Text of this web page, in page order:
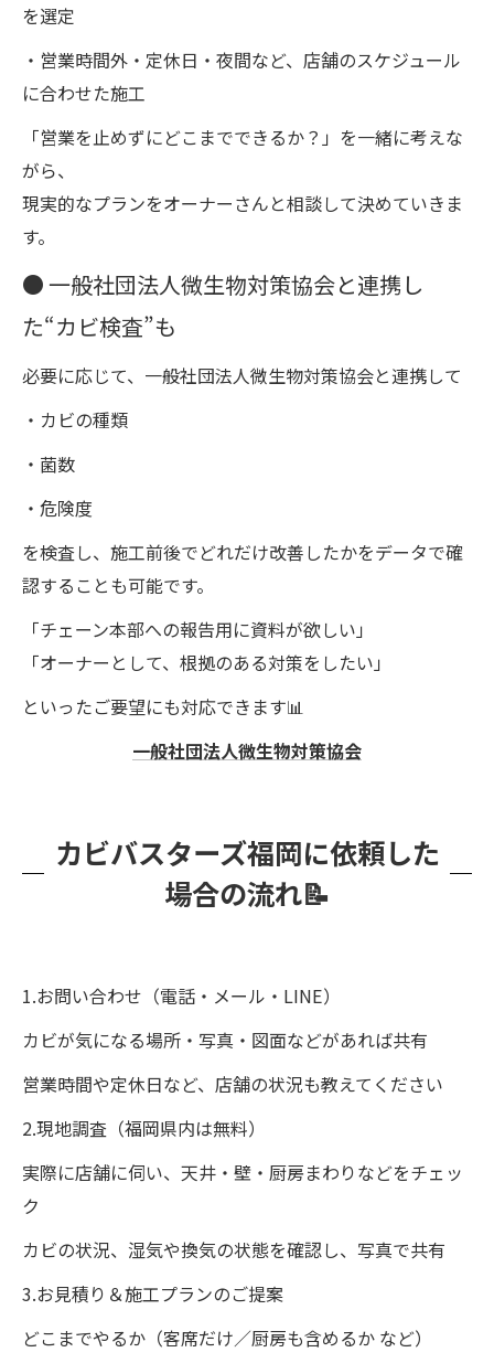
を選定
・営業時間外・定休日・夜間など、店舗のスケジュール
に合わせた施工
「営業を止めずにどこまでできるか？」を一緒に考えな
がら、
現実的なプランをオーナーさんと相談して決めていきま
す。
● 一般社団法人微生物対策協会と連携し
た“カビ検査”も
必要に応じて、一般社団法人微生物対策協会と連携して
・カビの種類
・菌数
・危険度
を検査し、施工前後でどれだけ改善したかをデータで確
認することも可能です。
「チェーン本部への報告用に資料が欲しい」
「オーナーとして、根拠のある対策をしたい」
といったご要望にも対応できます📊
一般社団法人微生物対策協会
カビバスターズ福岡に依頼した
場合の流れ📝
1.お問い合わせ（電話・メール・LINE）
カビが気になる場所・写真・図面などがあれば共有
営業時間や定休日など、店舗の状況も教えてください
2.現地調査（福岡県内は無料）
実際に店舗に伺い、天井・壁・厨房まわりなどをチェッ
ク
カビの状況、湿気や換気の状態を確認し、写真で共有
3.お見積り＆施工プランのご提案
どこまでやるか（客席だけ／厨房も含めるか など）